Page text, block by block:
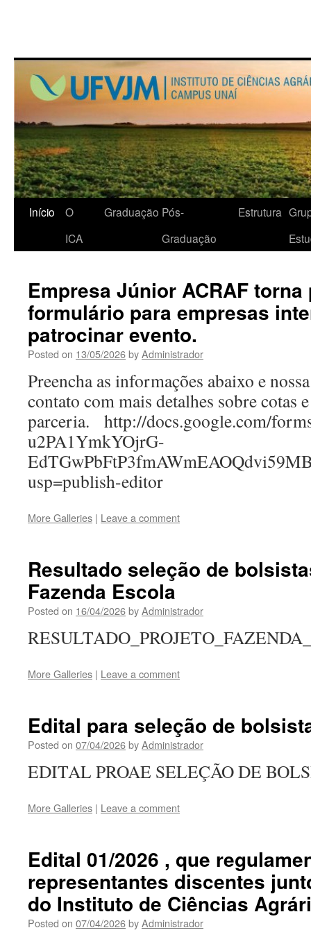
Início
O
ICA
Graduação Pós-
Graduação
Estrutura
Empresa Júnior ACRAF
formulário para empresas
patrocinar evento.
Posted on 13/05/2026byAdministrador
Preencha as informações abaixo e
contato com mais detalhes sobre cotas
parceria. http://docs.google.com/
u2PA1YmkYOjrG-
usp=publish-editor
More Galleries | Leave a comment
Resultado seleção de
Fazenda Escola
Posted on 16/04/2026byAdministrador
More Galleries | Leave a comment
Edital para seleção de
Posted on 07/04/2026byAdministrador
EDITAL PROAE SELEÇÃO DE
More Galleries | Leave a comment
Edital 01/2026 , que
representantes discentes
do Instituto de Ciências
Posted on 07/04/2026byAdministrador